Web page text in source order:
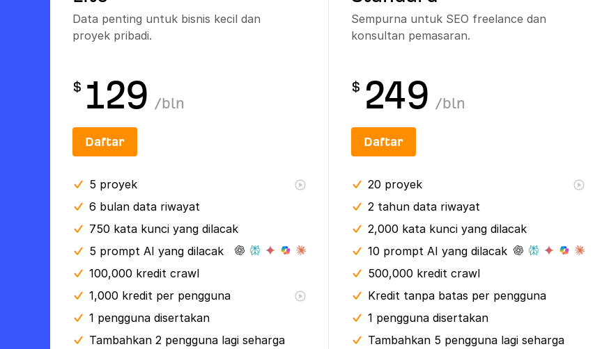
Data penting untuk bisnis kecil dan
proyek pribadi.
Sempurna untuk SEO freelance dan
konsultan pemasaran.
$ 129 /bln
$ 249 /bln
Daftar Daftar
5 proyek
6 bulan data riwayat
750 kata kunci yang dilacak
5 prompt AI yang dilacak
100,000 kredit crawl
1,000 kredit per pengguna
1 pengguna disertakan
Tambahkan 2 pengguna lagi seharga
20 proyek
2 tahun data riwayat
2,000 kata kunci yang dilacak
10 prompt AI yang dilacak
500,000 kredit crawl
Kredit tanpa batas per pengguna
1 pengguna disertakan
Tambahkan 5 pengguna lagi seharga